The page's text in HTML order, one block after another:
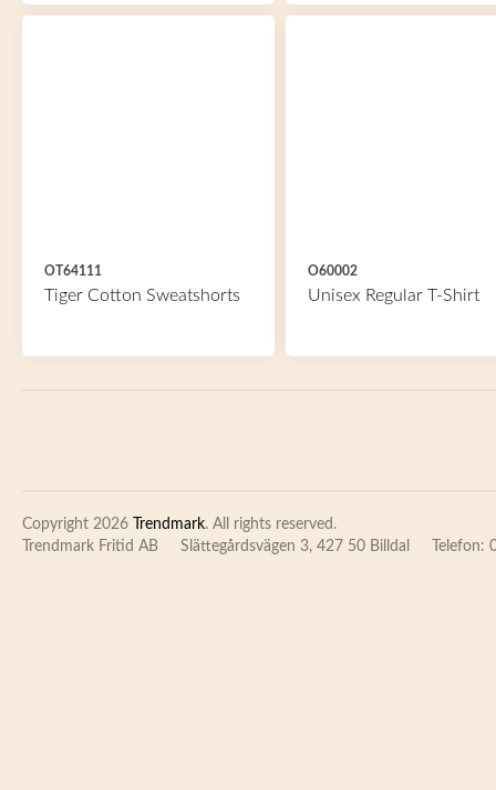
OT64111
Tiger Cotton Sweatshorts
O60002
Unisex Regular T-Shirt
Copyright 2026 Trendmark. All rights reserved.
Trendmark Fritid AB
Slättegårdsvägen 3, 427 50 Billdal Telefon: